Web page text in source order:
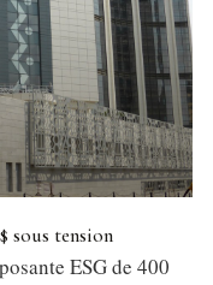
sous tension
ESG de 400